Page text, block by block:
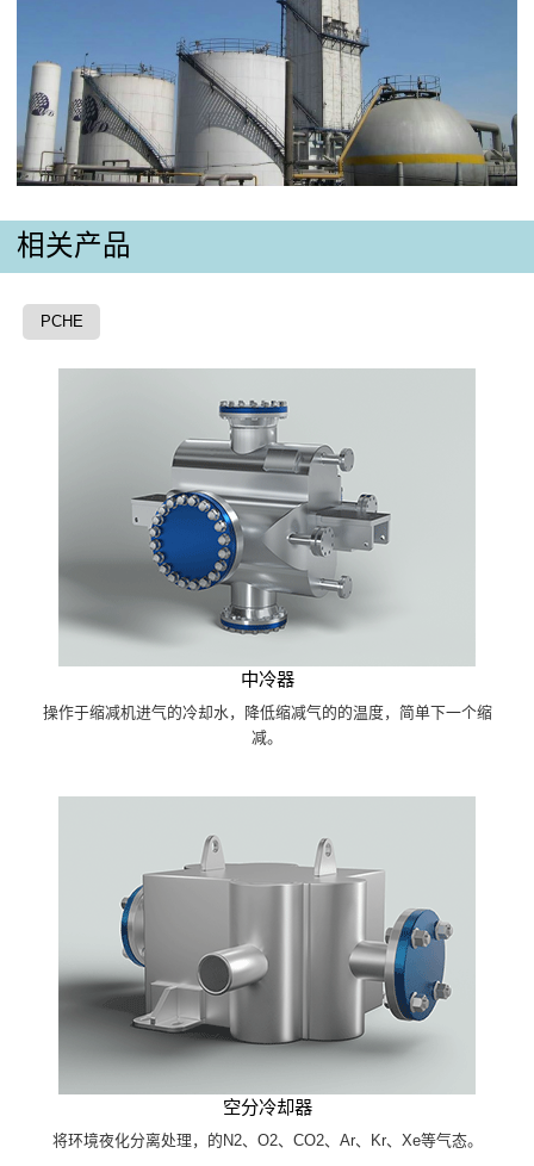
相关产品
PCHE
中冷器
操作于缩减机进气的冷却水，降低缩减气的的温度，简单下一个缩
减。
空分冷却器
将环境夜化分离处理，的N2、O2、CO2、Ar、Kr、Xe等气态。